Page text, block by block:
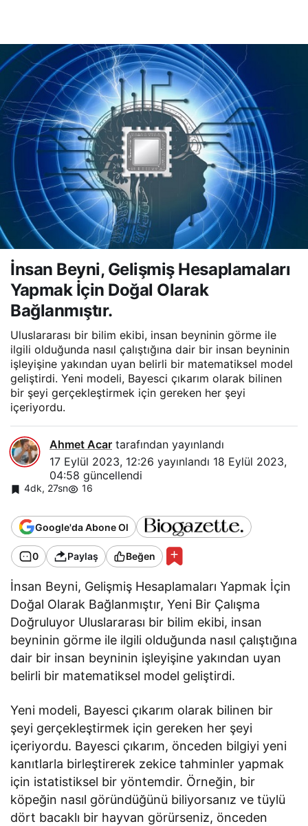
İnsan Beyni, Gelişmiş Hesaplamaları
Yapmak İçin Doğal Olarak
Bağlanmıştır.
Uluslararası bir bilim ekibi, insan beyninin görme ile
ilgili olduğunda nasıl çalıştığına dair bir insan beyninin
işleyişine yakından uyan belirli bir matematiksel model
geliştirdi. Yeni modeli, Bayesci çıkarım olarak bilinen
bir şeyi gerçekleştirmek için gereken her şeyi
içeriyordu.
Ahmet Acar tarafından yayınlandı
17 Eylül 2023, 12:26 yayınlandı 18 Eylül 2023,
04:58 güncellendi
4dk, 27sn 16
Google'da Abone Ol
0 Paylaş Beğen
İnsan Beyni, Gelişmiş Hesaplamaları Yapmak İçin
Doğal Olarak Bağlanmıştır, Yeni Bir Çalışma
Doğruluyor Uluslararası bir bilim ekibi, insan
beyninin görme ile ilgili olduğunda nasıl çalıştığına
dair bir insan beyninin işleyişine yakından uyan
belirli bir matematiksel model geliştirdi.
Yeni modeli, Bayesci çıkarım olarak bilinen bir
şeyi gerçekleştirmek için gereken her şeyi
içeriyordu. Bayesci çıkarım, önceden bilgiyi yeni
kanıtlarla birleştirerek zekice tahminler yapmak
için istatistiksel bir yöntemdir. Örneğin, bir
köpeğin nasıl göründüğünü biliyorsanız ve tüylü
dört bacaklı bir hayvan görürseniz, önceden
Hesaplamaları Yapmak
İçin Doğal Olarak
Bağlanmıştır.